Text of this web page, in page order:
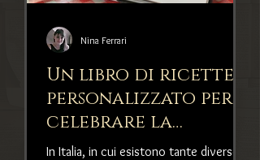
Un libro di ricette
personalizzato per
celebrare la
tradizione familiare
In Italia, in cui esistono tante diverse
Nina Ferrari